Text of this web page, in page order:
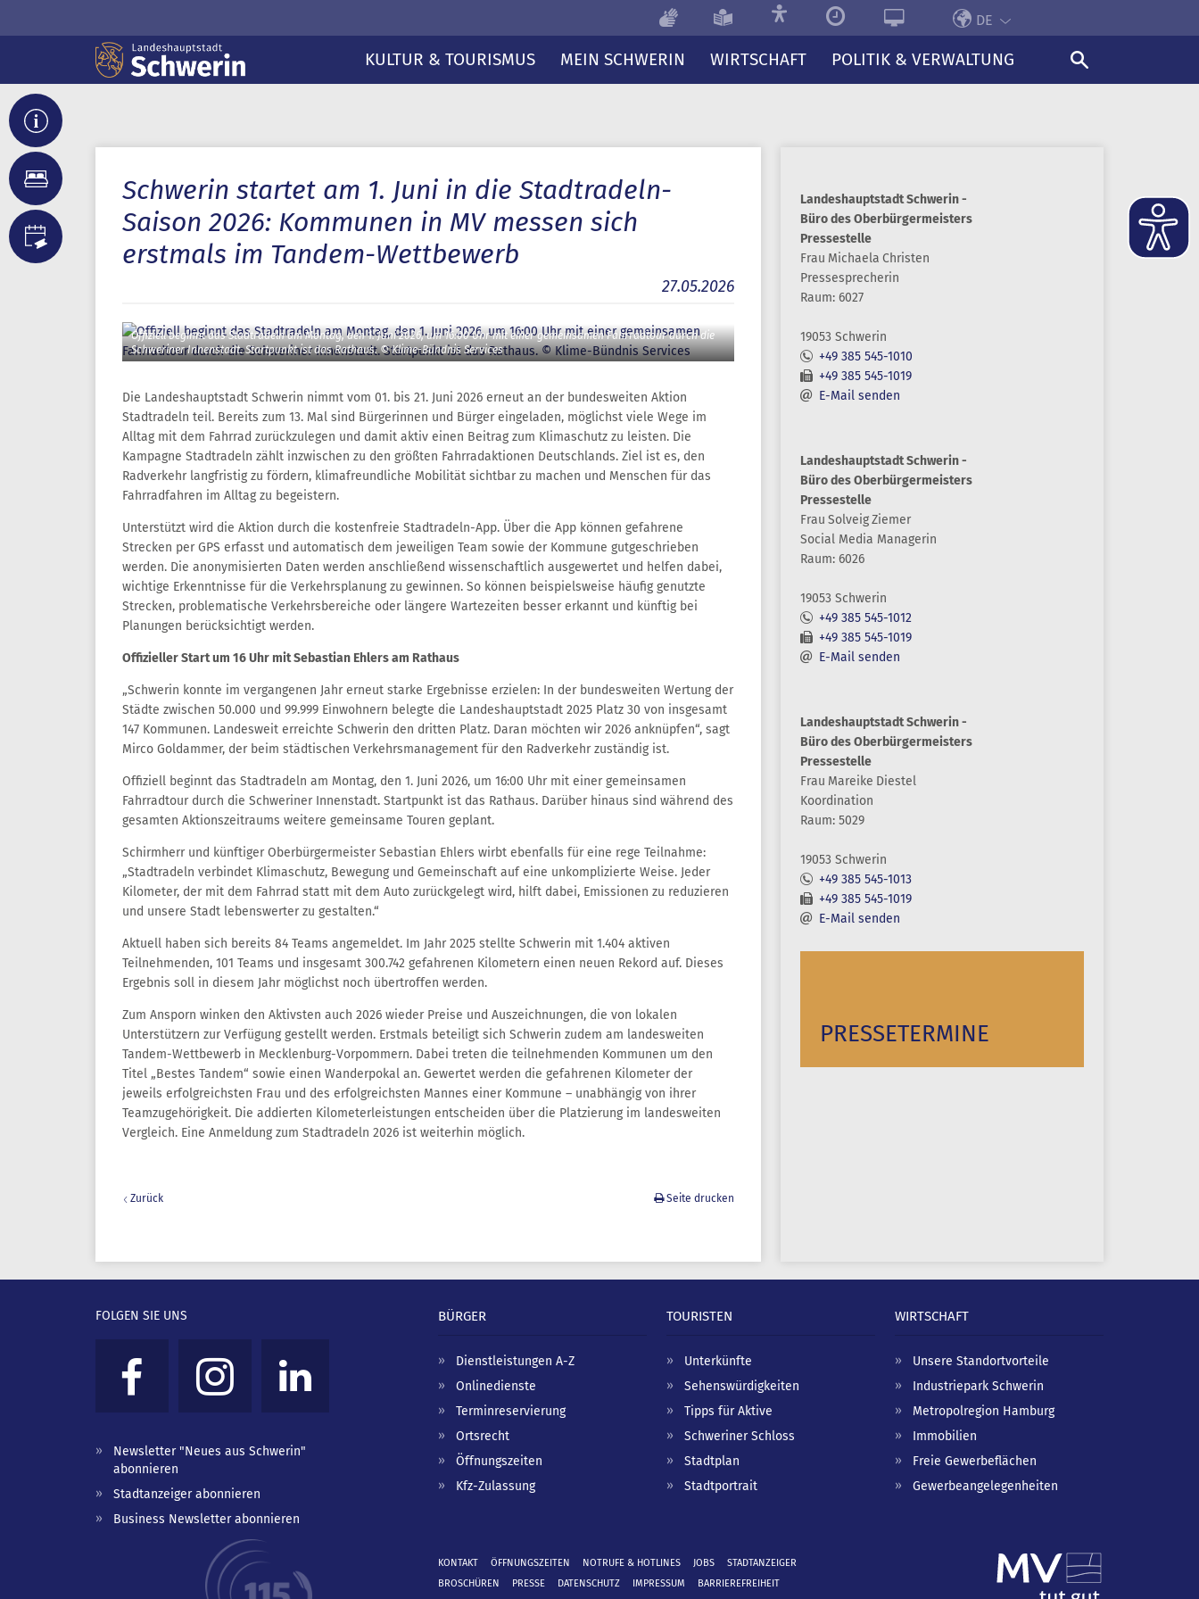
DE
KULTUR & TOURISMUS MEIN SCHWERIN WIRTSCHAFT POLITIK & VERWALTUNG
Schwerin startet am 1. Juni in die Stadtradeln-
Saison 2026: Kommunen in MV messen sich
erstmals im Tandem-Wettbewerb
27.05.2026
Offiziell beginnt das Stadtradeln am Montag, den 1. Juni 2026, um 16:00 Uhr mit einer gemeinsamen Fahrradtour durch die
Schweriner Innenstadt. Startpunkt ist das Rathaus. © Klime-Bündnis Services
Die Landeshauptstadt Schwerin nimmt vom 01. bis 21. Juni 2026 erneut an der bundesweiten Aktion
Stadtradeln teil. Bereits zum 13. Mal sind Bürgerinnen und Bürger eingeladen, möglichst viele Wege im
Alltag mit dem Fahrrad zurückzulegen und damit aktiv einen Beitrag zum Klimaschutz zu leisten. Die
Kampagne Stadtradeln zählt inzwischen zu den größten Fahrradaktionen Deutschlands. Ziel ist es, den
Radverkehr langfristig zu fördern, klimafreundliche Mobilität sichtbar zu machen und Menschen für das
Fahrradfahren im Alltag zu begeistern.
Unterstützt wird die Aktion durch die kostenfreie Stadtradeln-App. Über die App können gefahrene
Strecken per GPS erfasst und automatisch dem jeweiligen Team sowie der Kommune gutgeschrieben
werden. Die anonymisierten Daten werden anschließend wissenschaftlich ausgewertet und helfen dabei,
wichtige Erkenntnisse für die Verkehrsplanung zu gewinnen. So können beispielsweise häufig genutzte
Strecken, problematische Verkehrsbereiche oder längere Wartezeiten besser erkannt und künftig bei
Planungen berücksichtigt werden.
Offizieller Start um 16 Uhr mit Sebastian Ehlers am Rathaus
„Schwerin konnte im vergangenen Jahr erneut starke Ergebnisse erzielen: In der bundesweiten Wertung der
Städte zwischen 50.000 und 99.999 Einwohnern belegte die Landeshauptstadt 2025 Platz 30 von insgesamt
147 Kommunen. Landesweit erreichte Schwerin den dritten Platz. Daran möchten wir 2026 anknüpfen“, sagt
Mirco Goldammer, der beim städtischen Verkehrsmanagement für den Radverkehr zuständig ist.
Offiziell beginnt das Stadtradeln am Montag, den 1. Juni 2026, um 16:00 Uhr mit einer gemeinsamen
Fahrradtour durch die Schweriner Innenstadt. Startpunkt ist das Rathaus. Darüber hinaus sind während des
gesamten Aktionszeitraums weitere gemeinsame Touren geplant.
Schirmherr und künftiger Oberbürgermeister Sebastian Ehlers wirbt ebenfalls für eine rege Teilnahme:
„Stadtradeln verbindet Klimaschutz, Bewegung und Gemeinschaft auf eine unkomplizierte Weise. Jeder
Kilometer, der mit dem Fahrrad statt mit dem Auto zurückgelegt wird, hilft dabei, Emissionen zu reduzieren
und unsere Stadt lebenswerter zu gestalten.“
Aktuell haben sich bereits 84 Teams angemeldet. Im Jahr 2025 stellte Schwerin mit 1.404 aktiven
Teilnehmenden, 101 Teams und insgesamt 300.742 gefahrenen Kilometern einen neuen Rekord auf. Dieses
Ergebnis soll in diesem Jahr möglichst noch übertroffen werden.
Zum Ansporn winken den Aktivsten auch 2026 wieder Preise und Auszeichnungen, die von lokalen
Unterstützern zur Verfügung gestellt werden. Erstmals beteiligt sich Schwerin zudem am landesweiten
Tandem-Wettbewerb in Mecklenburg-Vorpommern. Dabei treten die teilnehmenden Kommunen um den
Titel „Bestes Tandem“ sowie einen Wanderpokal an. Gewertet werden die gefahrenen Kilometer der
jeweils erfolgreichsten Frau und des erfolgreichsten Mannes einer Kommune – unabhängig von ihrer
Teamzugehörigkeit. Die addierten Kilometerleistungen entscheiden über die Platzierung im landesweiten
Vergleich. Eine Anmeldung zum Stadtradeln 2026 ist weiterhin möglich.
Zurück Seite drucken
Landeshauptstadt Schwerin -
Büro des Oberbürgermeisters
Pressestelle
Frau Michaela Christen
Pressesprecherin
Raum: 6027
19053 Schwerin
+49 385 545-1010
+49 385 545-1019
E-Mail senden
Landeshauptstadt Schwerin -
Büro des Oberbürgermeisters
Pressestelle
Frau SolveigZiemer
Social Media Managerin
Raum: 6026
19053 Schwerin
+49 385 545-1012
+49 385 545-1019
E-Mail senden
Landeshauptstadt Schwerin -
Büro des Oberbürgermeisters
Pressestelle
Frau Mareike Diestel
Koordination
Raum: 5029
19053 Schwerin
+49 385 545-1013
+49 385 545-1019
E-Mail senden
PRESSETERMINE
FOLGEN SIE UNS
Newsletter "Neues aus Schwerin"
abonnieren
Stadtanzeiger abonnieren
Business Newsletter abonnieren
BÜRGER
Dienstleistungen A-Z
Onlinedienste
Terminreservierung
Ortsrecht
Öffnungszeiten
Kfz-Zulassung
TOURISTEN
Unterkünfte
Sehenswürdigkeiten
Tipps für Aktive
Schweriner Schloss
Stadtplan
Stadtportrait
WIRTSCHAFT
Unsere Standortvorteile
Industriepark Schwerin
Metropolregion Hamburg
Immobilien
Freie Gewerbeflächen
Gewerbeangelegenheiten
KONTAKT ÖFFNUNGSZEITEN NOTRUFE & HOTLINES JOBS
STADTANZEIGER
BROSCHÜREN
PRESSE DATENSCHUTZ IMPRESSUM
BARRIEREFREIHEIT